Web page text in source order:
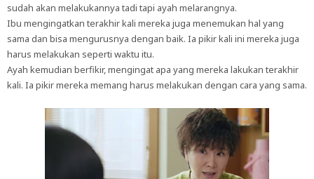
sudah akan melakukannya tadi tapi ayah melarangnya.
Ibu mengingatkan terakhir kali mereka juga menemukan hal yang
sama dan bisa mengurusnya dengan baik. Ia pikir kali ini mereka juga
harus melakukan seperti waktu itu.
Ayah kemudian berfikir, mengingat apa yang mereka lakukan terakhir
kali. Ia pikir mereka memang harus melakukan dengan cara yang sama.